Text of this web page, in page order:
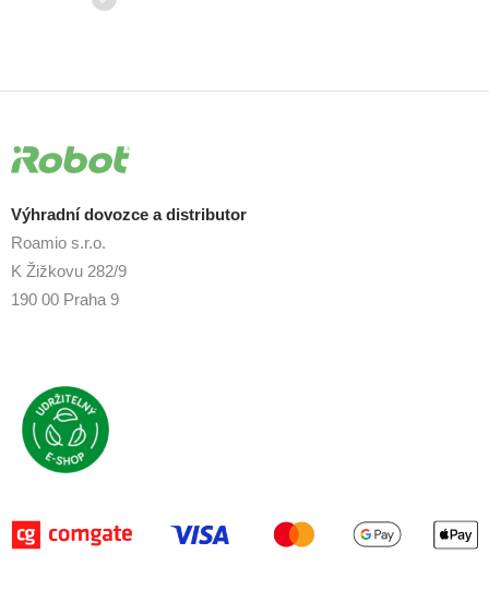
Výhradní dovozce a distributor
Roamio s.r.o.
K Žižkovu 282/9
190 00 Praha 9